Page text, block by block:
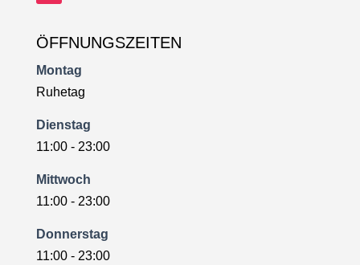
ÖFFNUNGSZEITEN
Montag
Ruhetag
Dienstag
11:00 - 23:00
Mittwoch
11:00 - 23:00
Donnerstag
11:00 - 23:00